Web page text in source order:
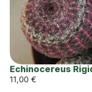
Echinocereus
11,00 €